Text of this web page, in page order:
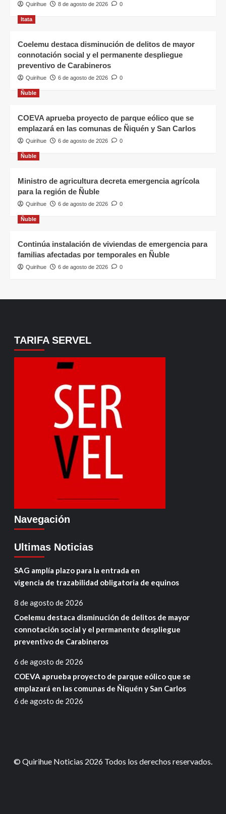
Quirihue 8 de agosto de 2026 0
Itata
Coelemu destaca disminución de delitos de mayor
connotación social y el permanente despliegue
preventivo de Carabineros
Quirihue 6 de agosto de 2026 0
Ñuble
COEVA aprueba proyecto de parque eólico que se
emplazará en las comunas de Ñiquén y San Carlos
Quirihue 6 de agosto de 2026 0
Ñuble
Ministro de agricultura decreta emergencia agrícola
para la región de Ñuble
Quirihue 6 de agosto de 2026 0
Ñuble
Continúa instalación de viviendas de emergencia para
familias afectadas por temporales en Ñuble
Quirihue 6 de agosto de 2026 0
TARIFA SERVEL
Navegación
Ultimas Noticias
SAG amplía plazo para la entrada en
vigencia de trazabilidad obligatoria de equinos
8 de agosto de 2026
Coelemu destaca disminución de delitos de mayor
connotación social y el permanente despliegue
preventivo de Carabineros
6 de agosto de 2026
COEVA aprueba proyecto de parque eólico que se
emplazará en las comunas de Ñiquén y San Carlos
6 de agosto de 2026